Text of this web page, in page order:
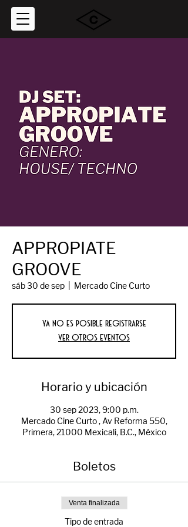
APPROPIATE
GROOVE
sáb 30 de sep Mercado Cine Curto
Ya no es posible registrarse
Ver otros eventos
Horario y ubicación
30 sep 2023, 9:00 p.m.
Mercado Cine Curto , Av Reforma 550,
Primera, 21000 Mexicali, B.C., México
Boletos
Venta finalizada
Tipo de entrada